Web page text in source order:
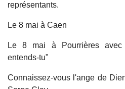
représentants.
Le 8 mai à Caen
Le 8 mai à Pourrières
entends-tu"
Connaissez-vous l'ange de